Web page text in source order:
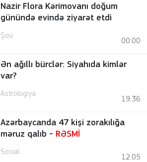
Nazir Flora Kərimovanı doğum
günündə evində ziyarət etdi
Şou
00:00
Ən ağıllı bürclər: Siyahıda kimlər
var?
Astrologiya
19:36
Azərbaycanda 47 kişi zorakılığa
məruz qalıb - RƏSMİ
Sosial
12:05